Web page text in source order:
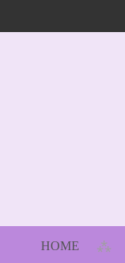
direct
HOME